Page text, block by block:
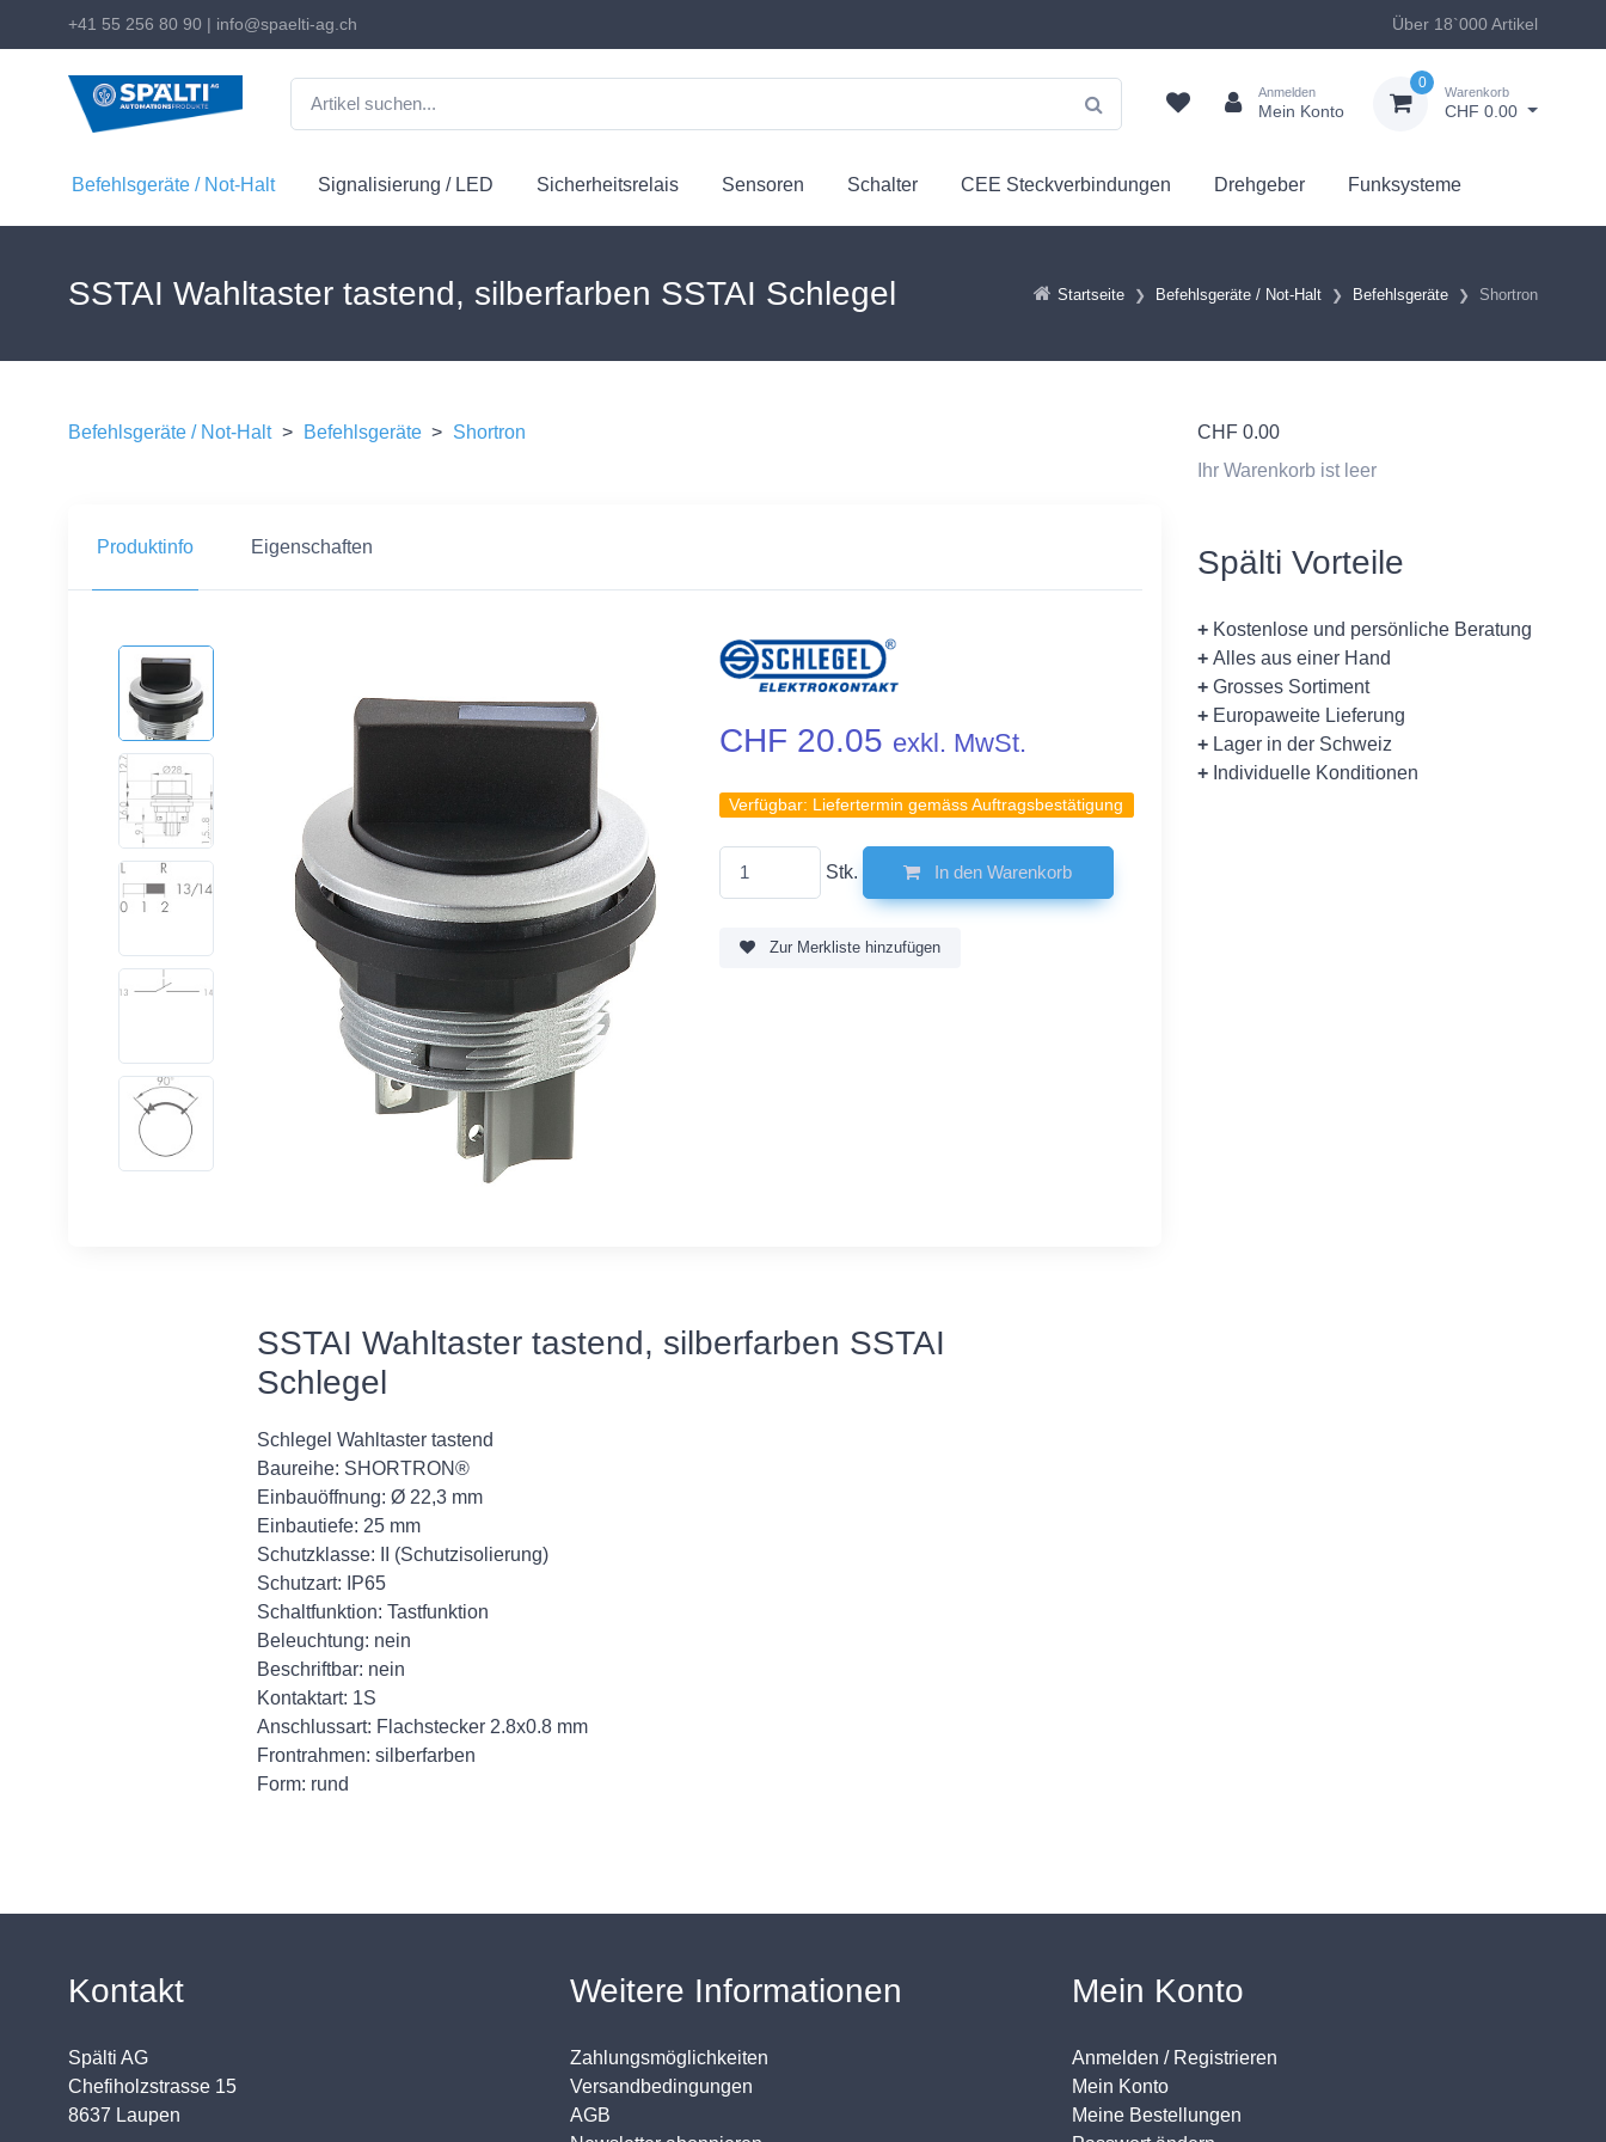
+41 55 256 80 90 | info@spaelti-ag.ch Über 18`000 Artikel
Anmelden
Mein Konto
0
Warenkorb
CHF 0.00
Befehlsgeräte / Not-Halt Signalisierung / LED Sicherheitsrelais Sensoren Schalter CEE Steckverbindungen Drehgeber Funksysteme
Startseite Befehlsgeräte / Not-Halt Befehlsgeräte Shortron
SSTAI Wahltaster tastend, silberfarben SSTAI Schlegel
Befehlsgeräte / Not-Halt > Befehlsgeräte > Shortron
Produktinfo Eigenschaften
CHF 20.05 exkl. MwSt.
Verfügbar: Liefertermin gemäss Auftragsbestätigung
Stk. In den Warenkorb
Zur Merkliste hinzufügen
SSTAI Wahltaster tastend, silberfarben SSTAI
Schlegel
Schlegel Wahltaster tastend
Baureihe: SHORTRON®
Einbauöffnung: Ø 22,3 mm
Einbautiefe: 25 mm
Schutzklasse: II (Schutzisolierung)
Schutzart: IP65
Schaltfunktion: Tastfunktion
Beleuchtung: nein
Beschriftbar: nein
Kontaktart: 1S
Anschlussart: Flachstecker 2.8x0.8 mm
Frontrahmen: silberfarben
Form: rund
CHF 0.00
Ihr Warenkorb ist leer
Spälti Vorteile
+ Kostenlose und persönliche Beratung
+ Alles aus einer Hand
+ Grosses Sortiment
+ Europaweite Lieferung
+ Lager in der Schweiz
+ Individuelle Konditionen
Kontakt
Spälti AG
Chefiholzstrasse 15
8637 Laupen
Weitere Informationen
Zahlungsmöglichkeiten
Versandbedingungen
AGB
Mein Konto
Anmelden / Registrieren
Mein Konto
Meine Bestellungen